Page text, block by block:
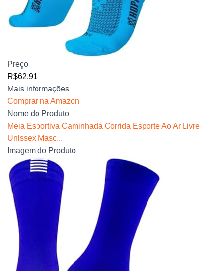
Preço
R$62,91
Mais informações
Comprar na Amazon
Nome do Produto
Meia Esportiva Caminhada Corrida Esporte Ao Ar Livre
Unissex Masc...
Imagem do Produto